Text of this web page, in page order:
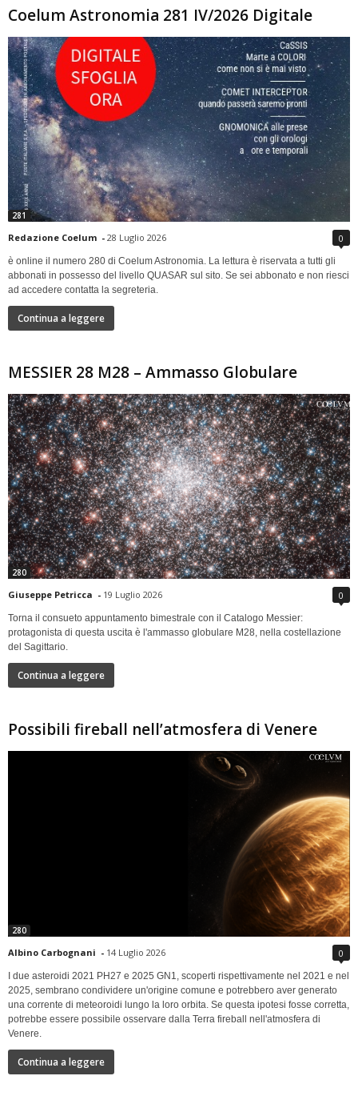
Coelum Astronomia 281 IV/2026 Digitale
281
Redazione Coelum - 28 Luglio 2026 0
è online il numero 280 di Coelum Astronomia. La lettura è riservata a tutti gli
abbonati in possesso del livello QUASAR sul sito. Se sei abbonato e non riesci
ad accedere contatta la segreteria.
Continua a leggere
MESSIER 28 M28 – Ammasso Globulare
280
Giuseppe Petricca - 19 Luglio 2026 0
Torna il consueto appuntamento bimestrale con il Catalogo Messier:
protagonista di questa uscita è l'ammasso globulare M28, nella costellazione
del Sagittario.
Continua a leggere
Possibili fireball nell’atmosfera di Venere
280
Albino Carbognani - 14 Luglio 2026 0
I due asteroidi 2021 PH27 e 2025 GN1, scoperti rispettivamente nel 2021 e nel
2025, sembrano condividere un'origine comune e potrebbero aver generato
una corrente di meteoroidi lungo la loro orbita. Se questa ipotesi fosse corretta,
potrebbe essere possibile osservare dalla Terra fireball nell'atmosfera di
Venere.
Continua a leggere